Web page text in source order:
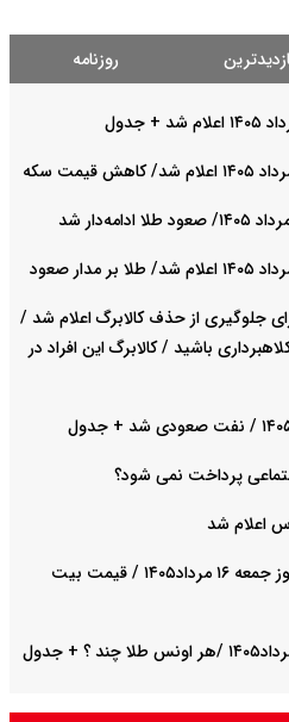
روزنامه
جلوگیری از حذف کالابرگ اعلام شد /
باشید / کالابرگ این افراد در
پرداخت نمی شود؟
اعلام شد
قیمت بیت کوین،تتر و اتریوم امروز جمعه ۱۶ مرداد۱۴۰۵ / قیمت بیت